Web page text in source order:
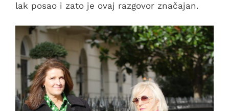
lak posao i zato je ovaj razgovor značajan.